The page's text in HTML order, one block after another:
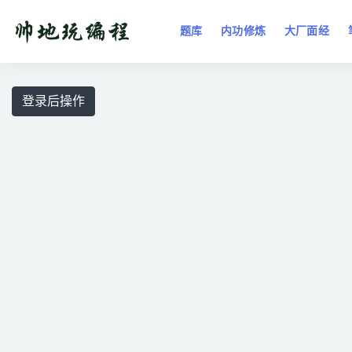
题库 内功修炼 大厂面经
登录后操作